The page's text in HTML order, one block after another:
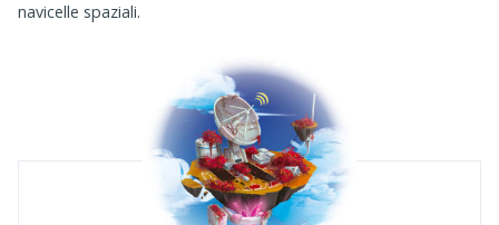
navicelle spaziali.